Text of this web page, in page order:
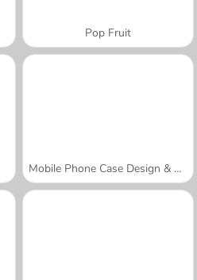
Pop Fruit
Mobile Phone Case Design & DIY